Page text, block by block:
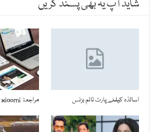
شاید آپ یہ بھی پسند کریں
اساتذہ کیلئے پارٹ ٹائم بزنس مراجعة xiaomi الهواء ۱۲